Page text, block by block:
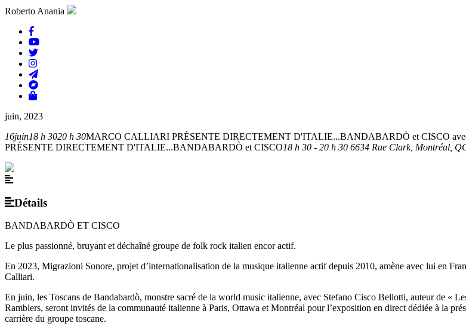
Roberto Anania
juin, 2023
16juin18 h 3020 h 30MARCO CALLIARI PRÉSENTE DIRECTEMENT D'ITALIE...BANDABARDÒ et CISCO
PRÉSENTE DIRECTEMENT D'ITALIE...BANDABARDÒ et CISCO18 h 30 - 20 h 30 6634 Rue Clark, Montréal,
Détails
BANDABARDÒ ET CISCO
Le plus passionné, bruyant et déchaîné groupe de folk rock italien encor actif.
En 2023, Migrazioni Sonore, projet d’internationalisation de la musique italienne actif depuis 2010, amène avec lui en
Calliari.
En juin, les Toscans de Bandabardò, monstre sacré de la world music italienne, avec Stefano Cisco Bellotti, auteur de «
Ramblers, seront invités de la communauté italienne à Paris, Ottawa et Montréal pour l’exposition en direct dédiée à la
carrière du groupe toscane.